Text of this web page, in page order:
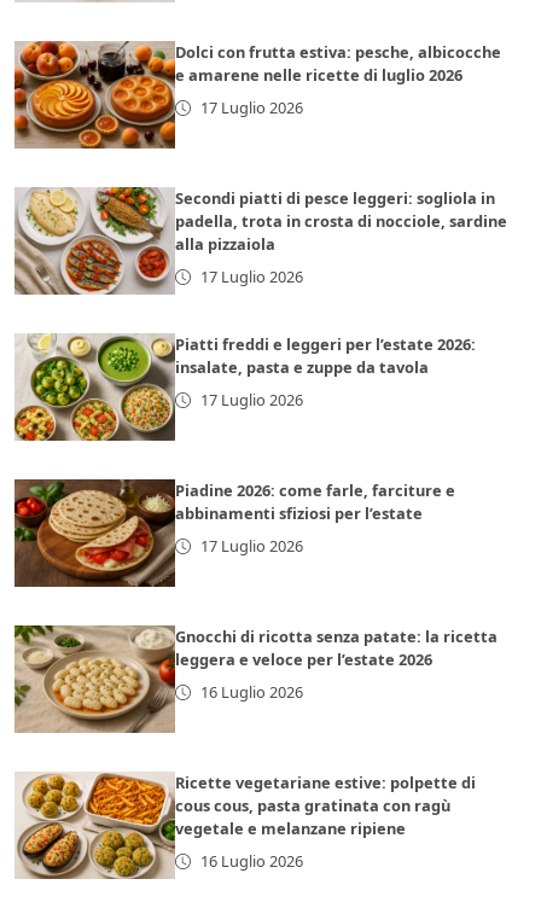
Dolci con frutta estiva: pesche, albicocche
e amarene nelle ricette di luglio 2026
17 Luglio 2026
Secondi piatti di pesce leggeri: sogliola in
padella, trota in crosta di nocciole, sardine
alla pizzaiola
17 Luglio 2026
Piatti freddi e leggeri per l’estate 2026:
insalate, pasta e zuppe da tavola
17 Luglio 2026
Piadine 2026: come farle, farciture e
abbinamenti sfiziosi per l’estate
17 Luglio 2026
Gnocchi di ricotta senza patate: la ricetta
leggera e veloce per l’estate 2026
16 Luglio 2026
Ricette vegetariane estive: polpette di
cous cous, pasta gratinata con ragù
vegetale e melanzane ripiene
16 Luglio 2026